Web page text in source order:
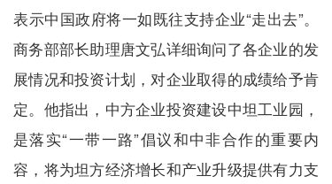
表示中国政府将一如既往支持企业“走出去”。
商务部部长助理唐文弘详细询问了各企业的发
展情况和投资计划，对企业取得的成绩给予肯
定。他指出，中方企业投资建设中坦工业园，
是落实“一带一路”倡议和中非合作的重要内
容，将为坦方经济增长和产业升级提供有力支